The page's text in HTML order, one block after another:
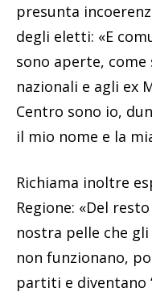
presunta
degli eletti: «E
sono aperte,
nazionali e agli ex
Centro sono io,
il mio nome e la
Richiama inoltre
Regione: «Del
nostra pelle che
non funzionano,
partiti e diventano